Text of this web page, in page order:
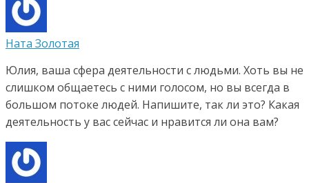
Ната Золотая
Юлия, ваша сфера деятельности с людьми. Хоть вы не
слишком общаетесь с ними голосом, но вы всегда в
большом потоке людей. Напишите, так ли это? Какая
деятельность у вас сейчас и нравится ли она вам?